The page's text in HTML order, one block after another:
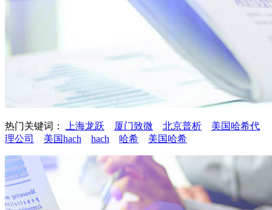
热门关键词： 上海龙跃 厦门致微 北京普析
美国哈希代
理公司
美国hach hach 哈希 美国哈希